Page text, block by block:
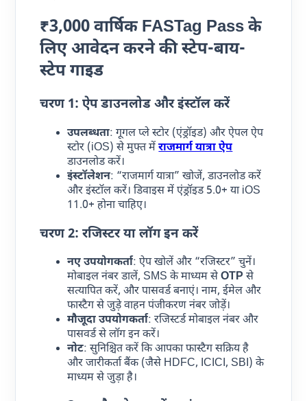
₹3,000 वार्षिक FASTag Pass के
लिए आवेदन करने की स्टेप-बाय-
स्टेप गाइड
चरण 1: ऐप डाउनलोड और इंस्टॉल करें
उपलब्धता: गूगल प्ले स्टोर (एंड्रॉइड) और ऐपल ऐप
स्टोर (iOS) से मुफ्त मेंराजमार्ग यात्रा ऐप
डाउनलोड करें।
इंस्टॉलेशन: “राजमार्ग यात्रा” खोजें, डाउनलोड करें
और इंस्टॉल करें। डिवाइस में एंड्रॉइड 5.0+ या iOS
11.0+ होना चाहिए।
चरण 2: रजिस्टर या लॉग इन करें
नए उपयोगकर्ता: ऐप खोलें और “रजिस्टर” चुनें।
मोबाइल नंबर डालें, SMS के माध्यम सेOTP से
सत्यापित करें, और पासवर्ड बनाएं। नाम, ईमेल और
फास्टैग से जुड़े वाहन पंजीकरण नंबर जोड़ें।
मौजूदा उपयोगकर्ता: रजिस्टर्ड मोबाइल नंबर और
पासवर्ड से लॉग इन करें।
नोट: सुनिश्चित करें कि आपका फास्टैग सक्रिय है
और जारीकर्ता बैंक (जैसे HDFC, ICICI, SBI) के
माध्यम से जुड़ा है।